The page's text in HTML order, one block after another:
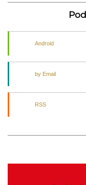
Android
by Email
RSS